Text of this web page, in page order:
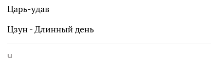
Царь-удав
Цзун - Длинный день